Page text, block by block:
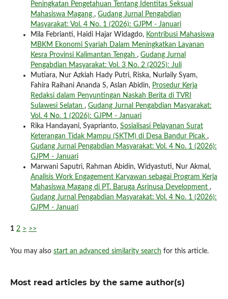
Peningkatan Pengetahuan Tentang Identitas Seksual
Mahasiswa Magang , Gudang Jurnal Pengabdian
Masyarakat: Vol. 4 No. 1 (2026): GJPM - Januari
Mila Febrianti, Haidi Hajar Widagdo, Kontribusi Mahasiswa
MBKM Ekonomi Syariah Dalam Meningkatkan Layanan
Kesra Provinsi Kalimantan Tengah , Gudang Jurnal
Pengabdian Masyarakat: Vol. 3 No. 2 (2025): Juli
Mutiara, Nur Azkiah Hady Putri, Riska, Nurlaily Syam,
Fahira Raihani Ananda S, Aslan Abidin, Prosedur Kerja
Redaksi dalam Penyuntingan Naskah Berita di TVRI
Sulawesi Selatan , Gudang Jurnal Pengabdian Masyarakat:
Vol. 4 No. 1 (2026): GJPM - Januari
Rika Handayani, Syaprianto, Sosialisasi Pelayanan Surat
Keterangan Tidak Mampu (SKTM) di Desa Bandur Picak ,
Gudang Jurnal Pengabdian Masyarakat: Vol. 4 No. 1 (2026):
GJPM - Januari
Marwani Saputri, Rahman Abidin, Widyastuti, Nur Akmal,
Analisis Work Engagement Karyawan sebagai Program Kerja
Mahasiswa Magang di PT. Baruga Asrinusa Development ,
Gudang Jurnal Pengabdian Masyarakat: Vol. 4 No. 1 (2026):
GJPM - Januari
1 2 > >>
You may also start an advanced similarity search for this article.
Most read articles by the same author(s)